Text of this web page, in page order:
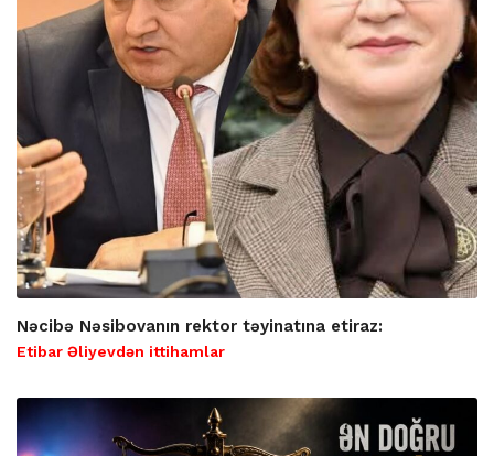
Nəcibə Nəsibovanın rektor təyinatına etiraz:
Etibar Əliyevdən ittihamlar